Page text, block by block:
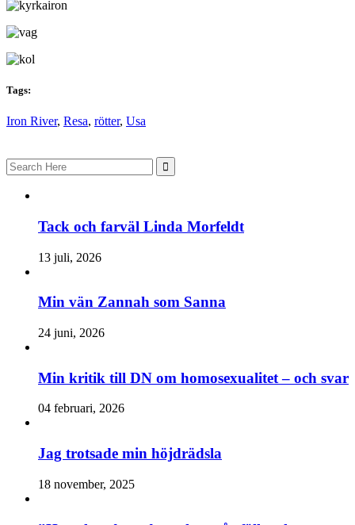
Tags:
Iron River, Resa, rötter, Usa
Search
for:
Tack och farväl Linda Morfeldt
13 juli, 2026
Min vän Zannah som Sanna
24 juni, 2026
Min kritik till DN om homosexualitet – och svar
04 februari, 2026
Jag trotsade min höjdrädsla
18 november, 2025